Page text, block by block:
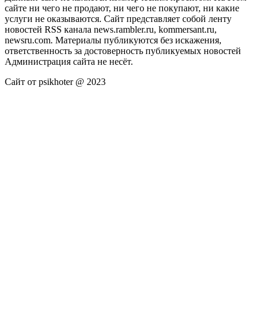
сайте ни чего не продают, ни чего не покупают, ни какие
услуги не оказываются. Сайт представляет собой ленту
новостей RSS канала news.rambler.ru, kommersant.ru,
newsru.com. Материалы публикуются без искажения,
ответственность за достоверность публикуемых новостей
Администрация сайта не несёт.
Сайт от psikhoter @ 2023